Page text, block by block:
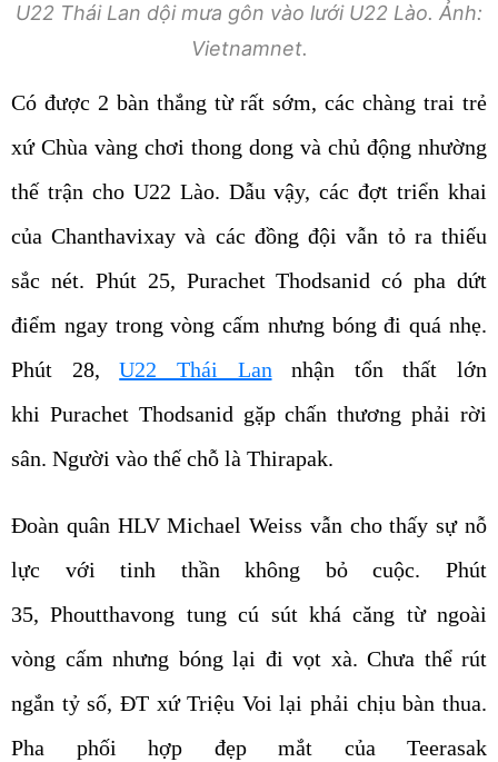
U22 Thái Lan dội mưa gôn vào lưới U22 Lào. Ảnh:
Vietnamnet.
Có được 2 bàn thắng từ rất sớm, các chàng trai trẻ
xứ Chùa vàng chơi thong dong và chủ động nhường
thế trận cho U22 Lào. Dẫu vậy, các đợt triển khai
của Chanthavixay và các đồng đội vẫn tỏ ra thiếu
sắc nét. Phút 25, Purachet Thodsanid có pha dứt
điểm ngay trong vòng cấm nhưng bóng đi quá nhẹ.
Phút 28,U22 Thái Lan nhận tổn thất lớn
khi Purachet Thodsanid gặp chấn thương phải rời
sân. Người vào thế chỗ là Thirapak.
Đoàn quân HLV Michael Weiss vẫn cho thấy sự nỗ
lực với tinh thần không bỏ cuộc. Phút
35, Phoutthavong tung cú sút khá căng từ ngoài
vòng cấm nhưng bóng lại đi vọt xà. Chưa thể rút
ngắn tỷ số, ĐT xứ Triệu Voi lại phải chịu bàn thua.
Pha phối hợp đẹp mắt của Teerasak